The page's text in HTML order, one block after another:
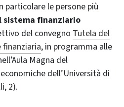
particolare le persone più
sistema finanziario
del convegno Tutela del
finanziaria, in programma alle
Magna del
dell’Università di
2).